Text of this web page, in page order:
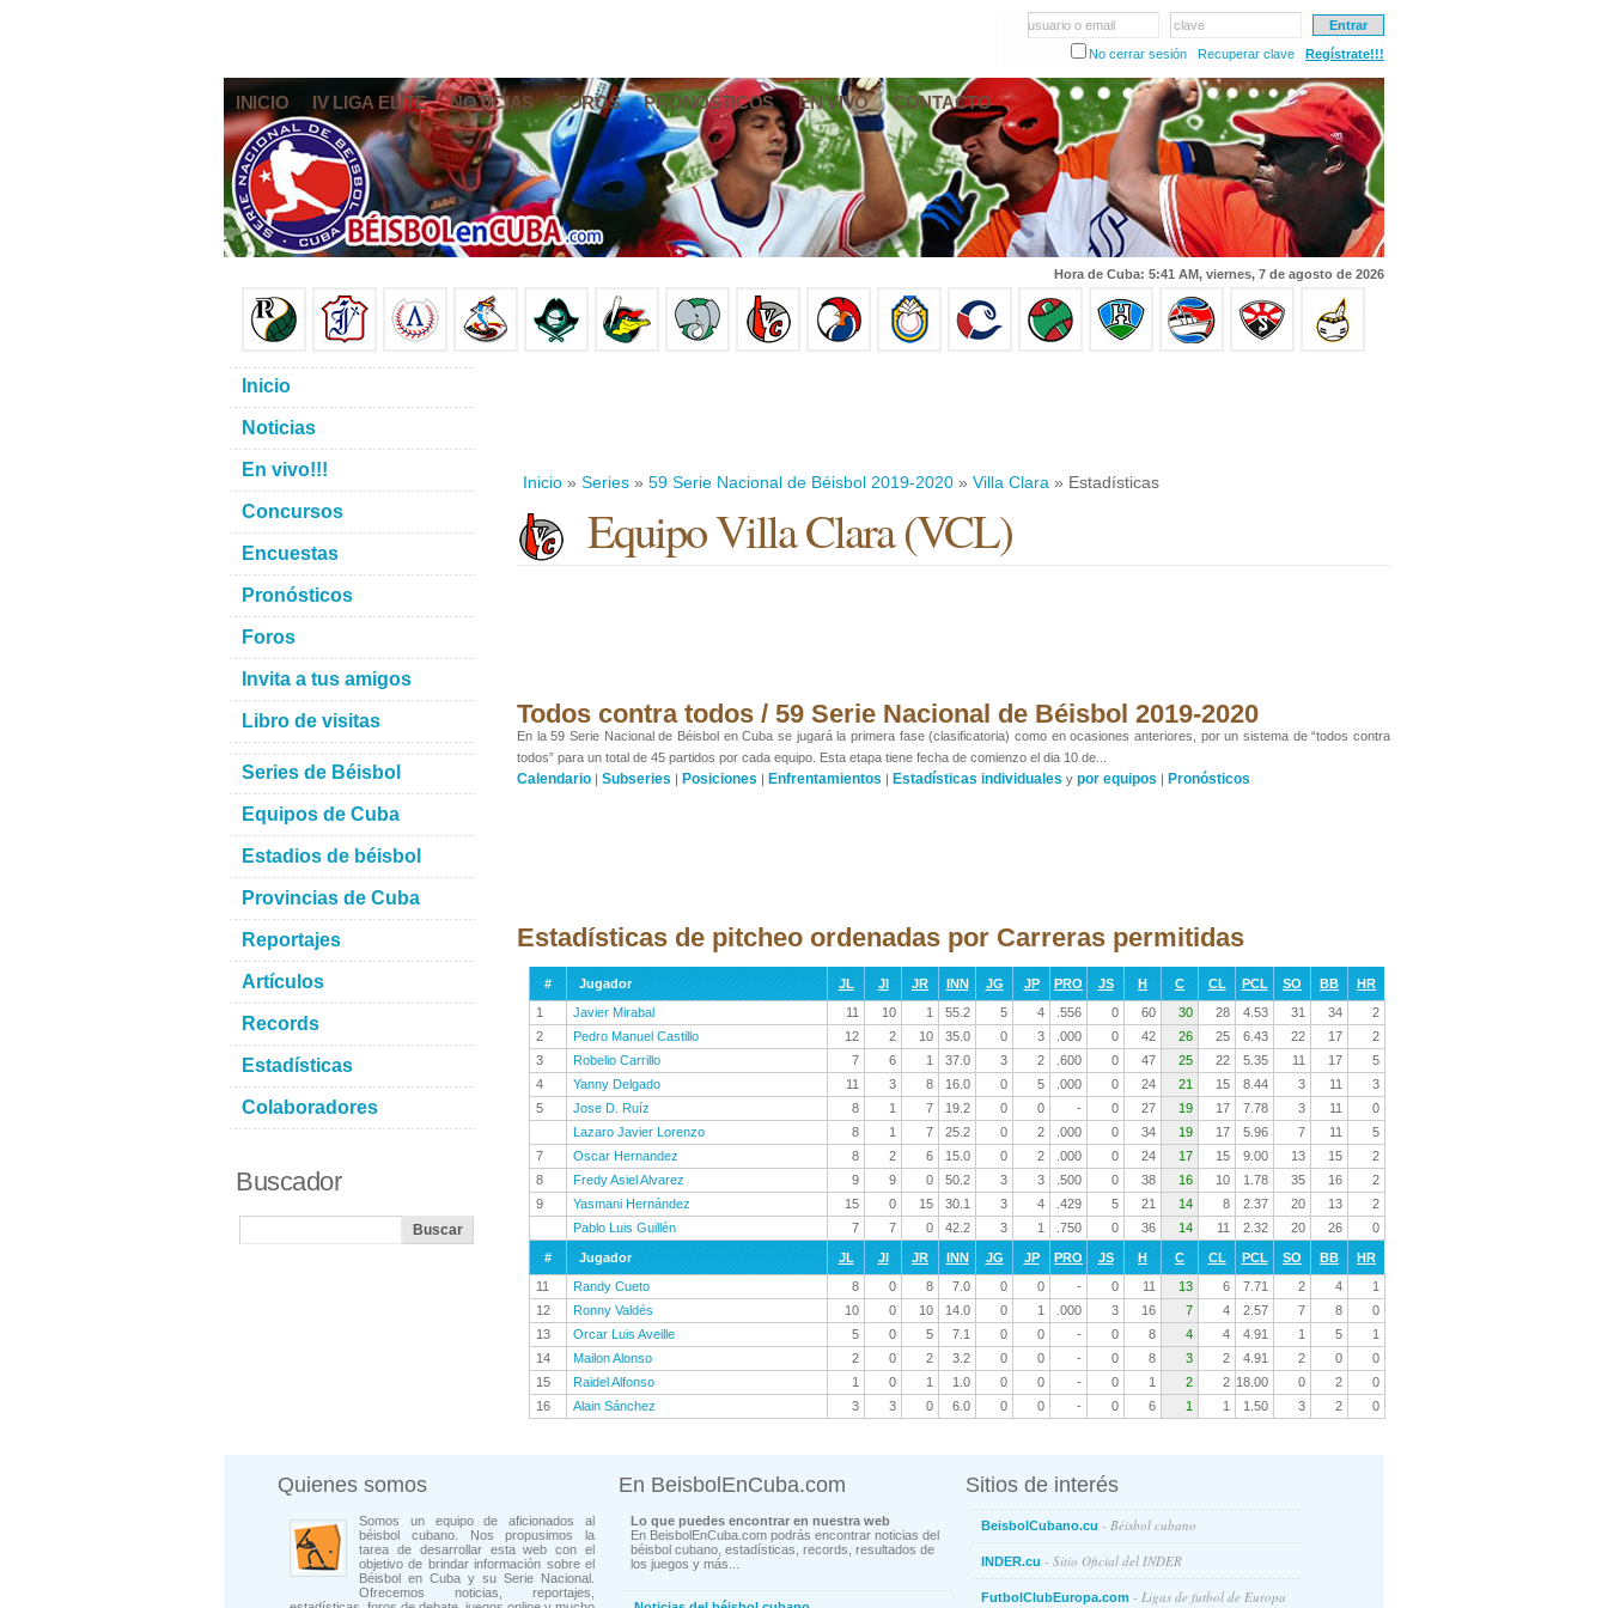
usuario o email
clave
No cerrar sesión
Recuperar clave Regístrate!!!
INICIO IV LIGA ELITE NOTICIAS FOROS PRONÓSTICOS EN VIVO CONTACTO
Hora de Cuba: 5:41 AM, viernes, 7 de agosto de 2026
Inicio » Series » 59 Serie Nacional de Béisbol 2019-2020 » Villa Clara » Estadísticas
Equipo Villa Clara (VCL)
Todos contra todos / 59 Serie Nacional de Béisbol 2019-2020
En la 59 Serie Nacional de Béisbol en Cuba se jugará la primera fase (clasificatoria) como en ocasiones anteriores, por un sistema de “todos contra
todos” para un total de 45 partidos por cada equipo. Esta etapa tiene fecha de comienzo el dia 10 de...
Calendario | Subseries | Posiciones | Enfrentamientos | Estadísticas individuales y por equipos | Pronósticos
Estadísticas de pitcheo ordenadas por Carreras permitidas
# Jugador JL JI JR INN JG JP PRO JS H C CL PCL SO BB
HR
1
Javier Mirabal 11 10 1 55.2 5 4 .556 0 60 30 28 4.53 31 34
2
2
Pedro Manuel Castillo 12 2 10 35.0 0 3 .000 0 42 26 25 6.43 22 17
2
3
Robelio Carrillo 7 6 1 37.0 3 2 .600 0 47 25 22 5.35 11 17
5
4
Yanny Delgado 11 3 8 16.0 0 5 .000 0 24 21 15 8.44 3 11
3
5
Jose D. Ruíz 8 1 7 19.2 0 0 - 0 27 19 17 7.78 3 11
0
Lazaro Javier Lorenzo
8 1 7 25.2 0 2 .000 0 34 19 17 5.96 7 11
5
7
Oscar Hernandez 8 2 6 15.0 0 2 .000 0 24 17 15 9.00 13 15
2
8
Fredy Asiel Alvarez 9 9 0 50.2 3 3 .500 0 38 16 10 1.78 35 16
2
9
Yasmani Hernández 15 0 15 30.1 3 4 .429 5 21 14 8 2.37 20 13
2
Pablo Luis Guillén
7 7 0 42.2 3 1 .750 0 36 14 11 2.32 20 26 0
# Jugador JL JI JR INN JG JP PRO JS H C CL PCL SO BB
HR
11
Randy Cueto 8 0 8 7.0 0 0 - 0 11 13 6 7.71 2 4
1
12
Ronny Valdés 10 0 10 14.0 0 1 .000 3 16 7 4 2.57 7 8
0
13
Orcar Luis Aveille 5 0 5 7.1 0 0 - 0 8 4 4 4.91 1 5
1
14
Mailon Alonso 2 0 2 3.2 0 0 - 0 8 3 2 4.91 2 0
0
15
Raidel Alfonso 1 0 1 1.0 0 0 - 0 1 2 2 18.00 0 2
0
16
Alain Sánchez 3 3 0 6.0 0 0 - 0 6 1 1 1.50 3 2 0
Inicio
Noticias
En vivo!!!
Concursos
Encuestas
Pronósticos
Foros
Invita a tus amigos
Libro de visitas
Series de Béisbol
Equipos de Cuba
Estadios de béisbol
Provincias de Cuba
Reportajes
Artículos
Records
Estadísticas
Colaboradores
Buscador
Quienes somos
Somos un equipo de aficionados al
béisbol cubano. Nos propusimos la
tarea de desarrollar esta web con el
objetivo de brindar información sobre el
Béisbol en Cuba y su Serie Nacional.
Ofrecemos noticias, reportajes,
En BeisbolEnCuba.com
Lo que puedes encontrar en nuestra web
En BeisbolEnCuba.com podrás encontrar noticias del
béisbol cubano, estadísticas, records, resultados de
los juegos y más...
Sitios de interés
BeisbolCubano.cu - Béisbol cubano
INDER.cu - Sitio Oficial del INDER
FutbolClubEuropa.com - Ligas de futbol de Europa